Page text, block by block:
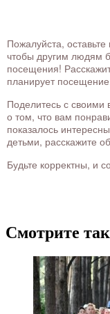
Пожалуйста,
чтобы другим людям
посещения!
планирует
Поделитесь с
о том, что вам
показалось
детьми, расскажите
Будьте корректны, и
Смотрите